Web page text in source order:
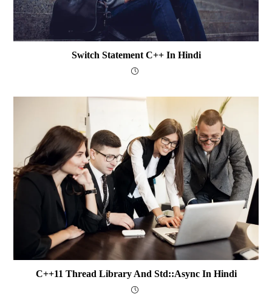
Switch Statement C++ In Hindi
C++11 Thread Library And Std::async In Hindi